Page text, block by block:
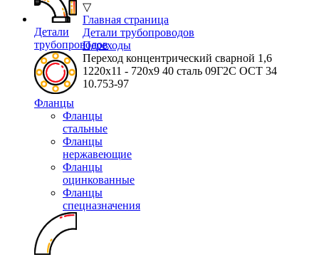
Детали
трубопроводов
Фланцы
Фланцы
стальные
Фланцы
нержавеющие
Фланцы
оцинкованные
Фланцы
спецназначения
▽
Главная страница
Детали трубопроводов
Переходы
Переход концентрический сварной 1,6
1220х11 - 720х9 40 сталь 09Г2С ОСТ 34
10.753-97